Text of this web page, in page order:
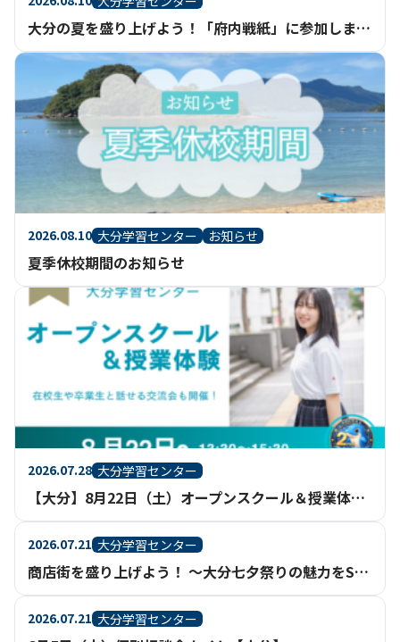
大分の夏を盛り上げよう！「府内戦紙」に参加しました！
2026.08.10 大分学習センター お知らせ
夏季休校期間のお知らせ
2026.07.28 大分学習センター
【大分】8月22日（土）オープンスクール＆授業体験 開催！
2026.07.21 大分学習センター
商店街を盛り上げよう！ ～大分七夕祭りの魅力をSNSで発信～
2026.07.21 大分学習センター